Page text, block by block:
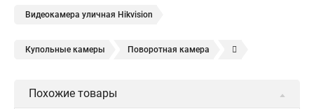
Видеокамера уличная Hikvision
Купольные камеры Поворотная камера
Камера видеонаблюдения hikvision
Похожие товары